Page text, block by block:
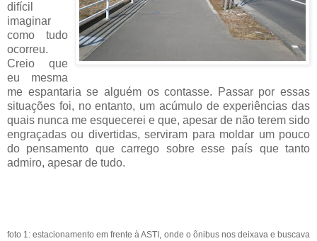
difícil
imaginar
como tudo
ocorreu.
Creio que
eu mesma
me espantaria se alguém os contasse. Passar por essas
situações foi, no entanto, um acúmulo de experiências das
quais nunca me esquecerei e que, apesar de não terem sido
engraçadas ou divertidas, serviram para moldar um pouco
do pensamento que carrego sobre esse país que tanto
admiro, apesar de tudo.
foto 1: estacionamento em frente à ASTI, onde o ônibus nos deixava e buscava